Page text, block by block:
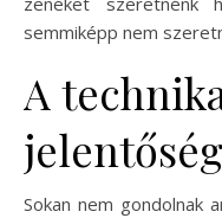
semmiképp nem
A
Sokan nem gondolnak